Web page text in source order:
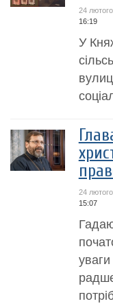
24
16:19
У
24
15:07
уваги